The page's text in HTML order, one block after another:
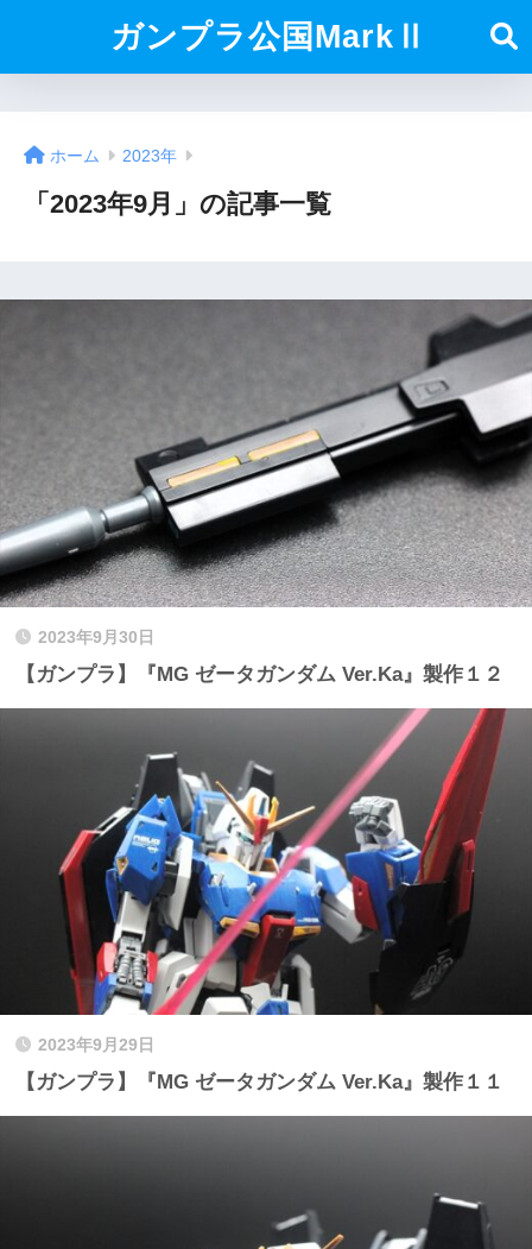
ガンプラ公国MarkⅡ
ホーム 2023年
「2023年9月」の記事一覧
2023年9月30日
【ガンプラ】『MG ゼータガンダム Ver.Ka』製作１２
2023年9月29日
【ガンプラ】『MG ゼータガンダム Ver.Ka』製作１１